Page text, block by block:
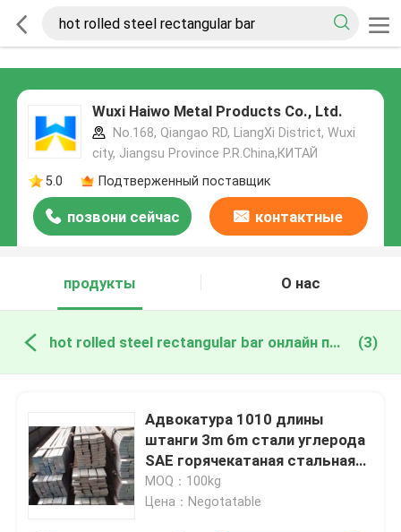
Wuxi Haiwo Metal Products Co., Ltd.
No.168, Qiangao RD, LiangXi District, Wuxi
city, Jiangsu Province P.R.China,КИТАЙ
5.0
Подтверженный поставщик
позвони сейчас контактные
продукты
О нас
hot rolled steel rectangular bar онлайн производство (3)
Адвокатура 1010 длины
штанги 3m 6m стали углерода
SAE горячекатаная стальная
прямоугольная JIS
MOQ：100kg
Цена：Negotatable